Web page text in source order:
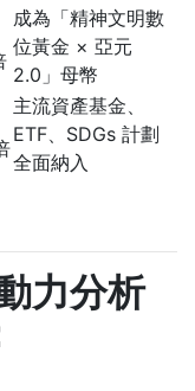
成為「精神文明數
位黃金 × 亞元
2.0」母幣
主流資產基金、
ETF、SDGs 計劃
全面納入
力分析